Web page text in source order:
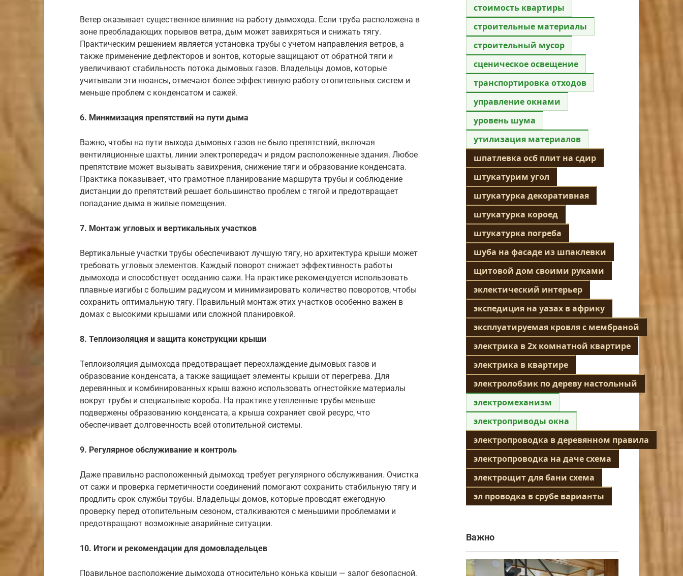
Ветер оказывает существенное влияние на работу дымохода. Если труба расположена в
зоне преобладающих порывов ветра, дым может завихряться и снижать тягу.
Практическим решением является установка трубы с учетом направления ветров, а
также применение дефлекторов и зонтов, которые защищают от обратной тяги и
увеличивают стабильность потока дымовых газов. Владельцы домов, которые
учитывали эти нюансы, отмечают более эффективную работу отопительных систем и
меньше проблем с конденсатом и сажей.
6. Минимизация препятствий на пути дыма
Важно, чтобы на пути выхода дымовых газов не было препятствий, включая
вентиляционные шахты, линии электропередач и рядом расположенные здания. Любое
препятствие может вызывать завихрения, снижение тяги и образование конденсата.
Практика показывает, что грамотное планирование маршрута трубы и соблюдение
дистанции до препятствий решает большинство проблем с тягой и предотвращает
попадание дыма в жилые помещения.
7. Монтаж угловых и вертикальных участков
Вертикальные участки трубы обеспечивают лучшую тягу, но архитектура крыши может
требовать угловых элементов. Каждый поворот снижает эффективность работы
дымохода и способствует оседанию сажи. На практике рекомендуется использовать
плавные изгибы с большим радиусом и минимизировать количество поворотов, чтобы
сохранить оптимальную тягу. Правильный монтаж этих участков особенно важен в
домах с высокими крышами или сложной планировкой.
8. Теплоизоляция и защита конструкции крыши
Теплоизоляция дымохода предотвращает переохлаждение дымовых газов и
образование конденсата, а также защищает элементы крыши от перегрева. Для
деревянных и комбинированных крыш важно использовать огнестойкие материалы
вокруг трубы и специальные короба. На практике утепленные трубы меньше
подвержены образованию конденсата, а крыша сохраняет свой ресурс, что
обеспечивает долговечность всей отопительной системы.
9. Регулярное обслуживание и контроль
Даже правильно расположенный дымоход требует регулярного обслуживания. Очистка
от сажи и проверка герметичности соединений помогают сохранить стабильную тягу и
продлить срок службы трубы. Владельцы домов, которые проводят ежегодную
проверку перед отопительным сезоном, сталкиваются с меньшими проблемами и
предотвращают возможные аварийные ситуации.
10. Итоги и рекомендации для домовладельцев
Правильное расположение дымохода относительно конька крыши — залог безопасной,
стоимость квартиры
строительные материалы
строительный мусор
сценическое освещение
транспортировка отходов
управление окнами
уровень шума
утилизация материалов
шпатлевка осб плит на сдир
штукатурим угол
штукатурка декоративная
штукатурка короед
штукатурка погреба
шуба на фасаде из шпаклевки
щитовой дом своими руками
эклектический интерьер
экспедиция на уазах в африку
эксплуатируемая кровля с мембраной
электрика в 2х комнатной квартире
электрика в квартире
электролобзик по дереву настольный
электромеханизм
электроприводы окна
электропроводка в деревянном правила
электропроводка на даче схема
электрощит для бани схема
эл проводка в срубе варианты
Важно